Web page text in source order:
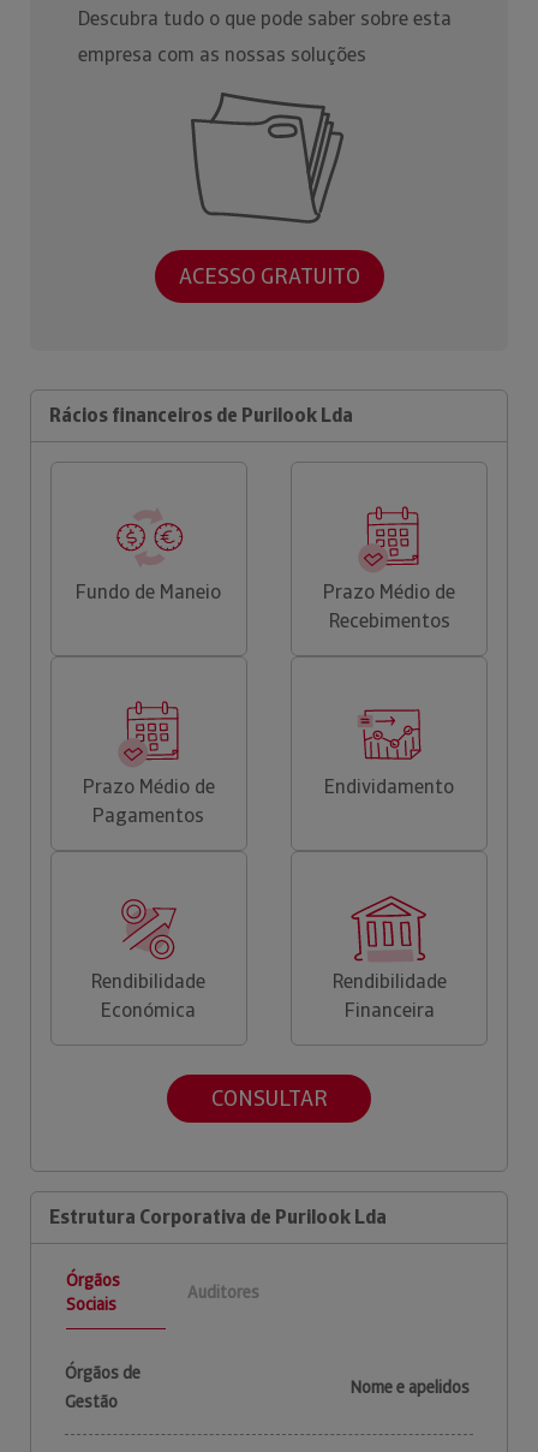
Descubra tudo o que pode saber sobre esta
empresa com as nossas soluções
ACESSO GRATUITO
Rácios financeiros de Purilook Lda
Fundo de Maneio
Prazo Médio de
Recebimentos
Prazo Médio de
Pagamentos
Endividamento
Rendibilidade
Económica
Rendibilidade
Financeira
CONSULTAR
Estrutura Corporativa de Purilook Lda
Órgãos
Sociais
Auditores
Órgãos de
Gestão
Nome e apelidos